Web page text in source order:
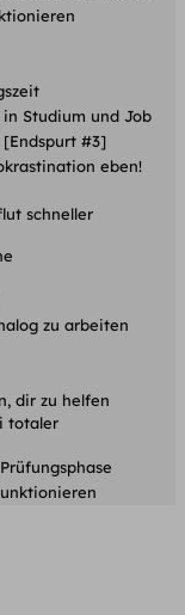
Studium und Job
#3]
eben!
schneller
zu arbeiten
dir zu helfen
totaler